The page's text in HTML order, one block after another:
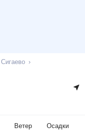
Сигаево
Ветер Осадки